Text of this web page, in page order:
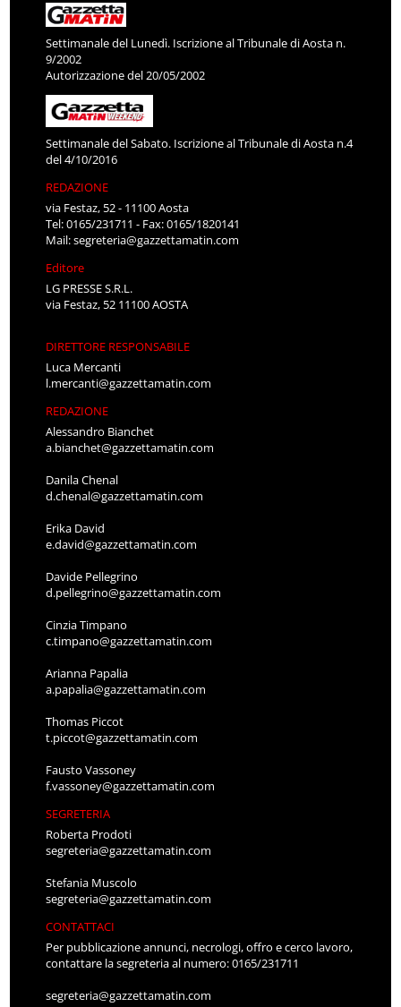
Settimanale del Lunedì. Iscrizione al Tribunale di Aosta n.
9/2002
Autorizzazione del 20/05/2002
Settimanale del Sabato. Iscrizione al Tribunale di Aosta n.4
del 4/10/2016
REDAZIONE
via Festaz, 52 - 11100 Aosta
Tel: 0165/231711 - Fax: 0165/1820141
Mail:segreteria@gazzettamatin.com
Editore
LG PRESSE S.R.L.
via Festaz, 52 11100 AOSTA
DIRETTORE RESPONSABILE
Luca Mercanti
l.mercanti@gazzettamatin.com
REDAZIONE
Alessandro Bianchet
a.bianchet@gazzettamatin.com
Danila Chenal
d.chenal@gazzettamatin.com
Erika David
e.david@gazzettamatin.com
Davide Pellegrino
d.pellegrino@gazzettamatin.com
Cinzia Timpano
c.timpano@gazzettamatin.com
Arianna Papalia
a.papalia@gazzettamatin.com
Thomas Piccot
t.piccot@gazzettamatin.com
Fausto Vassoney
f.vassoney@gazzettamatin.com
SEGRETERIA
Roberta Prodoti
segreteria@gazzettamatin.com
Stefania Muscolo
segreteria@gazzettamatin.com
CONTATTACI
Per pubblicazione annunci, necrologi, offro e cerco lavoro,
contattare la segreteria al numero: 0165/231711
segreteria@gazzettamatin.com